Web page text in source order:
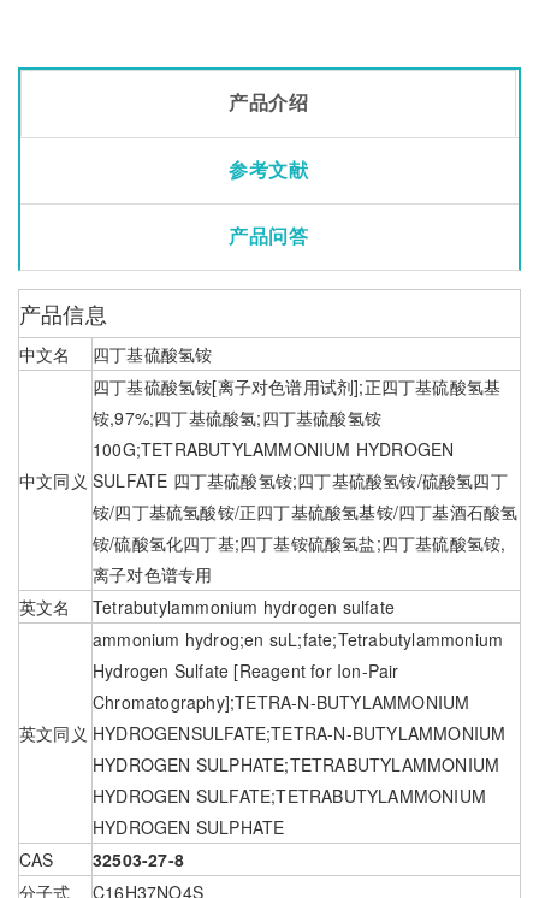
产品介绍
参考文献
产品问答
产品信息
中文名 四丁基硫酸氢铵
中文同义
四丁基硫酸氢铵[离子对色谱用试剂];正四丁基硫酸氢基
铵,97%;四丁基硫酸氢;四丁基硫酸氢铵
100G;TETRABUTYLAMMONIUM HYDROGEN
SULFATE 四丁基硫酸氢铵;四丁基硫酸氢铵/硫酸氢四丁
铵/四丁基硫氢酸铵/正四丁基硫酸氢基铵/四丁基酒石酸氢
铵/硫酸氢化四丁基;四丁基铵硫酸氢盐;四丁基硫酸氢铵,
离子对色谱专用
英文名
Tetrabutylammonium hydrogen sulfate
英文同义
ammonium hydrog;en suL;fate;Tetrabutylammonium
Hydrogen Sulfate [Reagent for Ion-Pair
Chromatography];TETRA-N-BUTYLAMMONIUM
HYDROGENSULFATE;TETRA-N-BUTYLAMMONIUM
HYDROGEN SULPHATE;TETRABUTYLAMMONIUM
HYDROGEN SULFATE;TETRABUTYLAMMONIUM
HYDROGEN SULPHATE
CAS
32503-27-8
分子式
C16H37NO4S